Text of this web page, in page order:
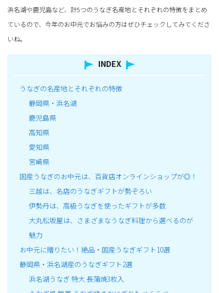
浜名湖や鹿児島など、計5つのうなぎ名産地とそれぞれの特徴をまとめ
ているので、今年のお中元でお悩みの方はぜひチェックしてみてくださ
いね。
INDEX
うなぎの名産地とそれぞれの特徴
静岡県・浜名湖
鹿児島県
高知県
愛知県
宮崎県
国産うなぎのお中元は、百貨店オンラインショップが◎！
三越は、名店のうなぎギフトが勢ぞろい
伊勢丹は、高級うなぎを使ったギフトが多数
大丸松坂屋は、さまざまなうなぎ料理から選べるのが
魅力
お中元に贈りたい！絶品・国産うなぎギフト10選
静岡県・浜名湖産のうなぎギフト2選
浜名湖うなぎ 特大 長蒲焼3枚入